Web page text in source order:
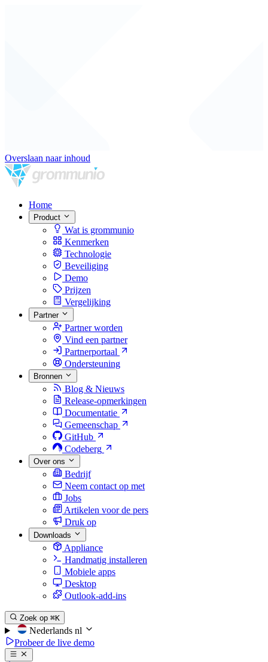
Overslaan naar inhoud
Home
Product
Wat is grommunio
Kenmerken
Technologie
Beveiliging
Demo
Prijzen
Vergelijking
Partner
Partner worden
Vind een partner
Partnerportaal
Ondersteuning
Bronnen
Blog & Nieuws
Release-opmerkingen
Documentatie
Gemeenschap
GitHub
Codeberg
Over ons
Bedrijf
Neem contact op met
Jobs
Artikelen voor de pers
Druk op
Downloads
Appliance
Handmatig installeren
Mobiele apps
Desktop
Outlook-add-ins
Zoek op ⌘K
Nederlands nl
Probeer de live demo